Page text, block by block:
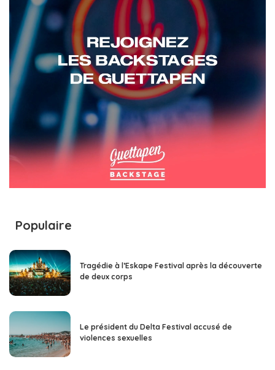
Populaire
Tragédie à l’Eskape Festival après la découverte
de deux corps
Le président du Delta Festival accusé de
violences sexuelles